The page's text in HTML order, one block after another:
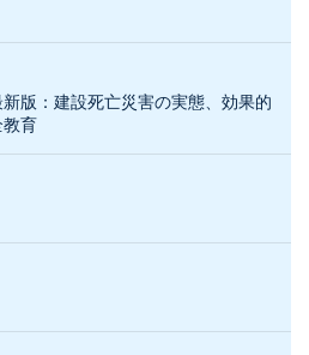
新版：建設死亡災害の実態、効果的
育